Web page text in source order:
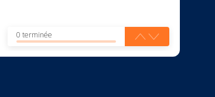
0 terminée